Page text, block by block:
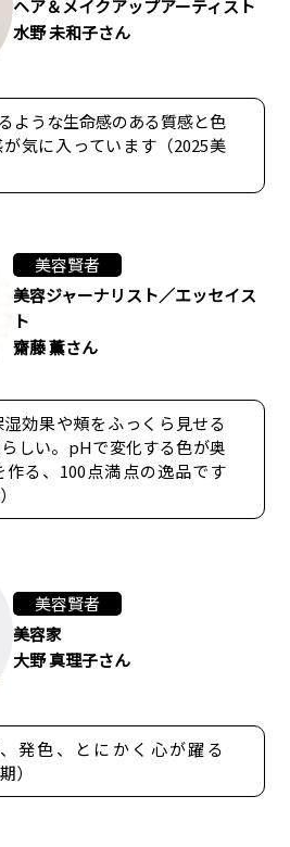
ヘア＆メイクアップアーティスト
水野 未和子さん
ような生命感のある質感と色
気に入っています（2025美
美容賢者
美容ジャーナリスト／エッセイス
ト
齋藤 薫さん
効果や頰をふっくら見せる
しい。pHで変化する色が奥
る、100点満点の逸品です
美容賢者
美容家
大野 真理子さん
発色、とにかく心が躍る
）